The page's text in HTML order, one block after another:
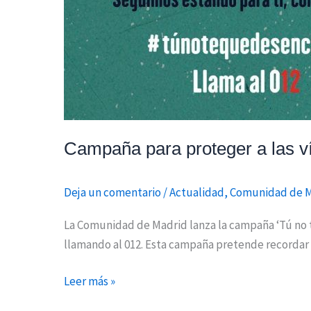
Campaña para proteger a las
Deja un comentario/Actualidad,Comunidad de
La Comunidad de Madrid lanza la campaña ‘Tú
llamando al 012. Esta campaña pretende
Leer más »